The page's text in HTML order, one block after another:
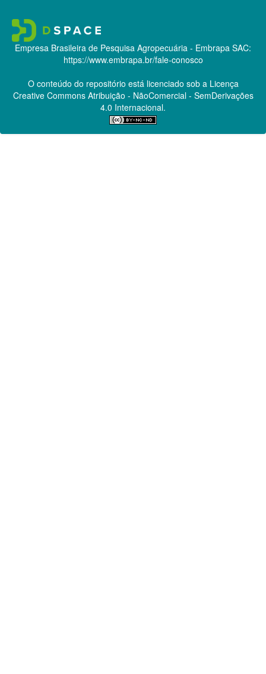
Empresa Brasileira de Pesquisa Agropecuária - Embrapa SAC:
https://www.embrapa.br/fale-conosco
O conteúdo do repositório está licenciado sob a Licença
Creative CommonsAtribuição - NãoComercial - SemDerivações
4.0 Internacional.